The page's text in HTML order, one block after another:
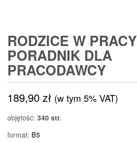
RODZICE W PRACY
PORADNIK DLA
PRACODAWCY
189,90zł (w tym 5% VAT)
objętość: 340 str.
format: B5